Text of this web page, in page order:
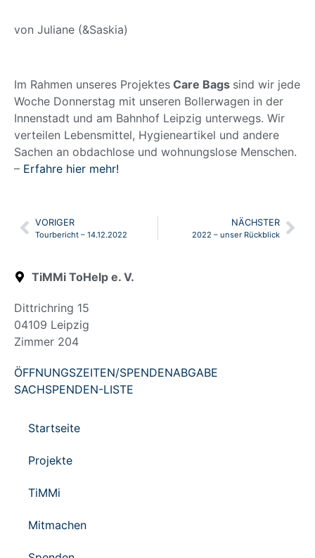
von Juliane (&Saskia)
Im Rahmen unseres Projektes Care Bags sind wir jede
Woche Donnerstag mit unseren Bollerwagen in der
Innenstadt und am Bahnhof Leipzig unterwegs. Wir
verteilen Lebensmittel, Hygieneartikel und andere
Sachen an obdachlose und wohnungslose Menschen.
– Erfahre hier mehr!
VORIGER
Tourbericht – 14.12.2022
NÄCHSTER
2022 – unser Rückblick
TiMMi ToHelp e. V.
Dittrichring 15
04109 Leipzig
Zimmer 204
ÖFFNUNGSZEITEN/SPENDENABGABE
SACHSPENDEN-LISTE
Startseite
Projekte
TiMMi
Mitmachen